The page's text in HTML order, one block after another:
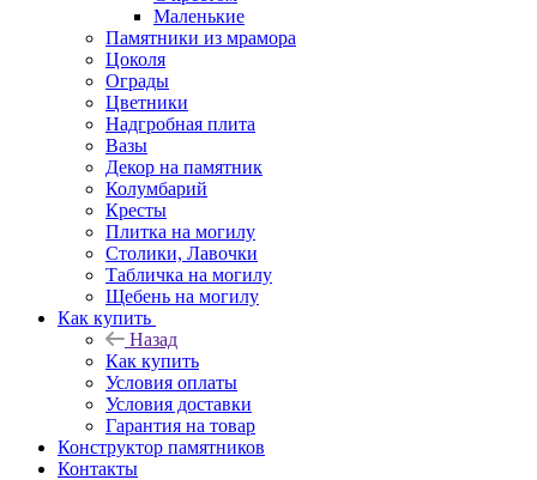
Маленькие
Памятники из мрамора
Цоколя
Ограды
Цветники
Надгробная плита
Вазы
Декор на памятник
Колумбарий
Кресты
Плитка на могилу
Столики, Лавочки
Табличка на могилу
Щебень на могилу
Как купить
Назад
Как купить
Условия оплаты
Условия доставки
Гарантия на товар
Конструктор памятников
Контакты